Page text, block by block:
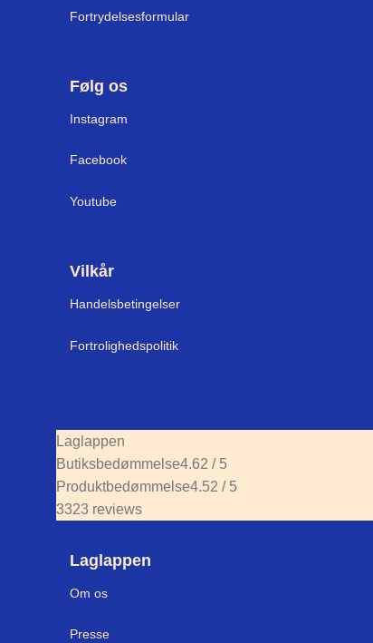
Fortrydelsesformular
Følg os
Instagram
Facebook
Youtube
Vilkår
Handelsbetingelser
Fortrolighedspolitik
Laglappen
Butiksbedømmelse4.62 / 5
Produktbedømmelse4.52 / 5
3323 reviews
Laglappen
Om os
Presse